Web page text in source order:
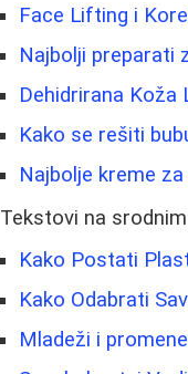
Face Lifting i
Najbolji preparati
Dehidrirana Koža
Kako se rešiti
Najbolje kreme
Tekstovi na
Kako Postati
Kako Odabrati
Mladeži i